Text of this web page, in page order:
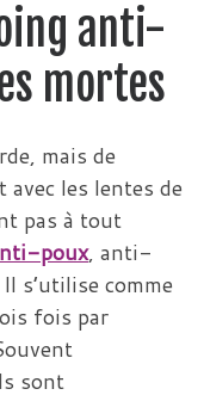
anti-
mortes
mais de
les lentes de
pas à tout
poux, anti-
s’utilise comme
fois par
sont